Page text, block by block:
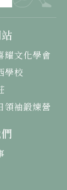
耀文化學會
學校
領袖鍛煉營